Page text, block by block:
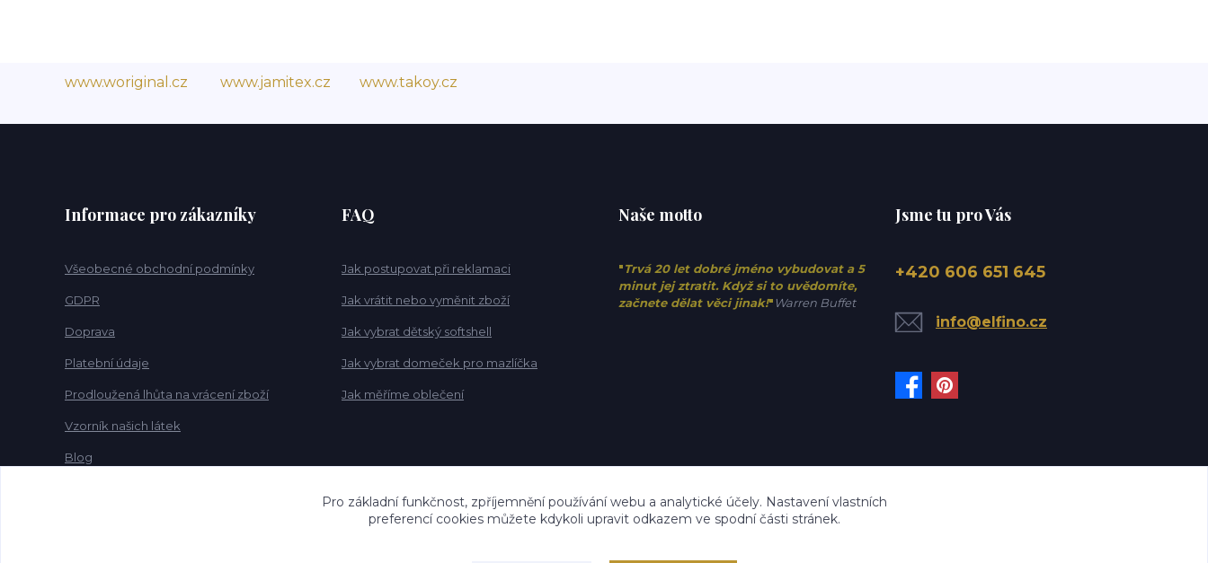
www.woriginal.cz www.jamitex.cz www.takoy.cz
Informace pro zákazníky
Všeobecné obchodní podmínky
GDPR
Doprava
Platební údaje
Prodloužená lhůta na vrácení zboží
Vzorník našich látek
Blog
FAQ
Jak postupovat při reklamaci
Jak vrátit nebo vyměnit zboží
Jak vybrat dětský softshell
Jak vybrat domeček pro mazlíčka
Jak měříme oblečení
Naše motto
"Trvá 20 let dobré jméno vybudovat a 5
minut jej ztratit. Když si to uvědomíte,
začnete dělat věci jinak!" Warren Buffet
Jsme tu pro Vás
+420 606 651 645
info@elfino.cz
Pro základní funkčnost, zpříjemnění používání webu a analytické účely. Nastavení vlastních
preferencí cookies můžete kdykoli upravit odkazem ve spodní části stránek.